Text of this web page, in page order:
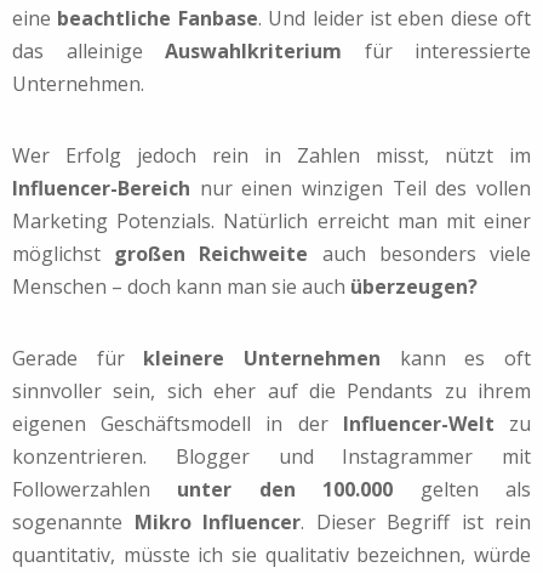
eine beachtliche Fanbase. Und leider ist eben diese oft
das alleinige Auswahlkriterium für interessierte
Unternehmen.
Wer Erfolg jedoch rein in Zahlen misst, nützt im
Influencer-Bereich nur einen winzigen Teil des vollen
Marketing Potenzials. Natürlich erreicht man mit einer
möglichst großen Reichweite auch besonders viele
Menschen – doch kann man sie auch überzeugen?
Gerade fürkleinere Unternehmen kann es oft
sinnvoller sein, sich eher auf die Pendants zu ihrem
eigenen Geschäftsmodell in der Influencer-Welt zu
konzentrieren. Blogger und Instagrammer mit
Followerzahlen unter den 100.000 gelten als
sogenannte Mikro Influencer. Dieser Begriff ist rein
quantitativ, müsste ich sie qualitativ bezeichnen, würde